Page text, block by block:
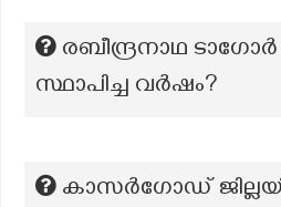
രബീന്ദ്രനാഥ
സ്ഥാപിച്ച വർഷം?
കാസർഗോഡ്